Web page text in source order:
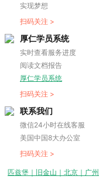
实现梦想
扫码关注 >
厚仁学员系统
实时查看服务进度
阅读文档报告
厚仁学员系统
扫码关注 >
联系我们
微信24小时在线客服
美国中国8大办公室
扫码关注 >
匹兹堡｜旧金山｜北京｜广州